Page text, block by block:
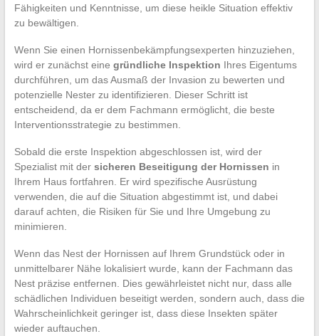
Fähigkeiten und Kenntnisse, um diese heikle Situation effektiv
zu bewältigen.
Wenn Sie einen Hornissenbekämpfungsexperten hinzuziehen,
wird er zunächst eine gründliche Inspektion Ihres Eigentums
durchführen, um das Ausmaß der Invasion zu bewerten und
potenzielle Nester zu identifizieren. Dieser Schritt ist
entscheidend, da er dem Fachmann ermöglicht, die beste
Interventionsstrategie zu bestimmen.
Sobald die erste Inspektion abgeschlossen ist, wird der
Spezialist mit der sicheren Beseitigung der Hornissen in
Ihrem Haus fortfahren. Er wird spezifische Ausrüstung
verwenden, die auf die Situation abgestimmt ist, und dabei
darauf achten, die Risiken für Sie und Ihre Umgebung zu
minimieren.
Wenn das Nest der Hornissen auf Ihrem Grundstück oder in
unmittelbarer Nähe lokalisiert wurde, kann der Fachmann das
Nest präzise entfernen. Dies gewährleistet nicht nur, dass alle
schädlichen Individuen beseitigt werden, sondern auch, dass die
Wahrscheinlichkeit geringer ist, dass diese Insekten später
wieder auftauchen.